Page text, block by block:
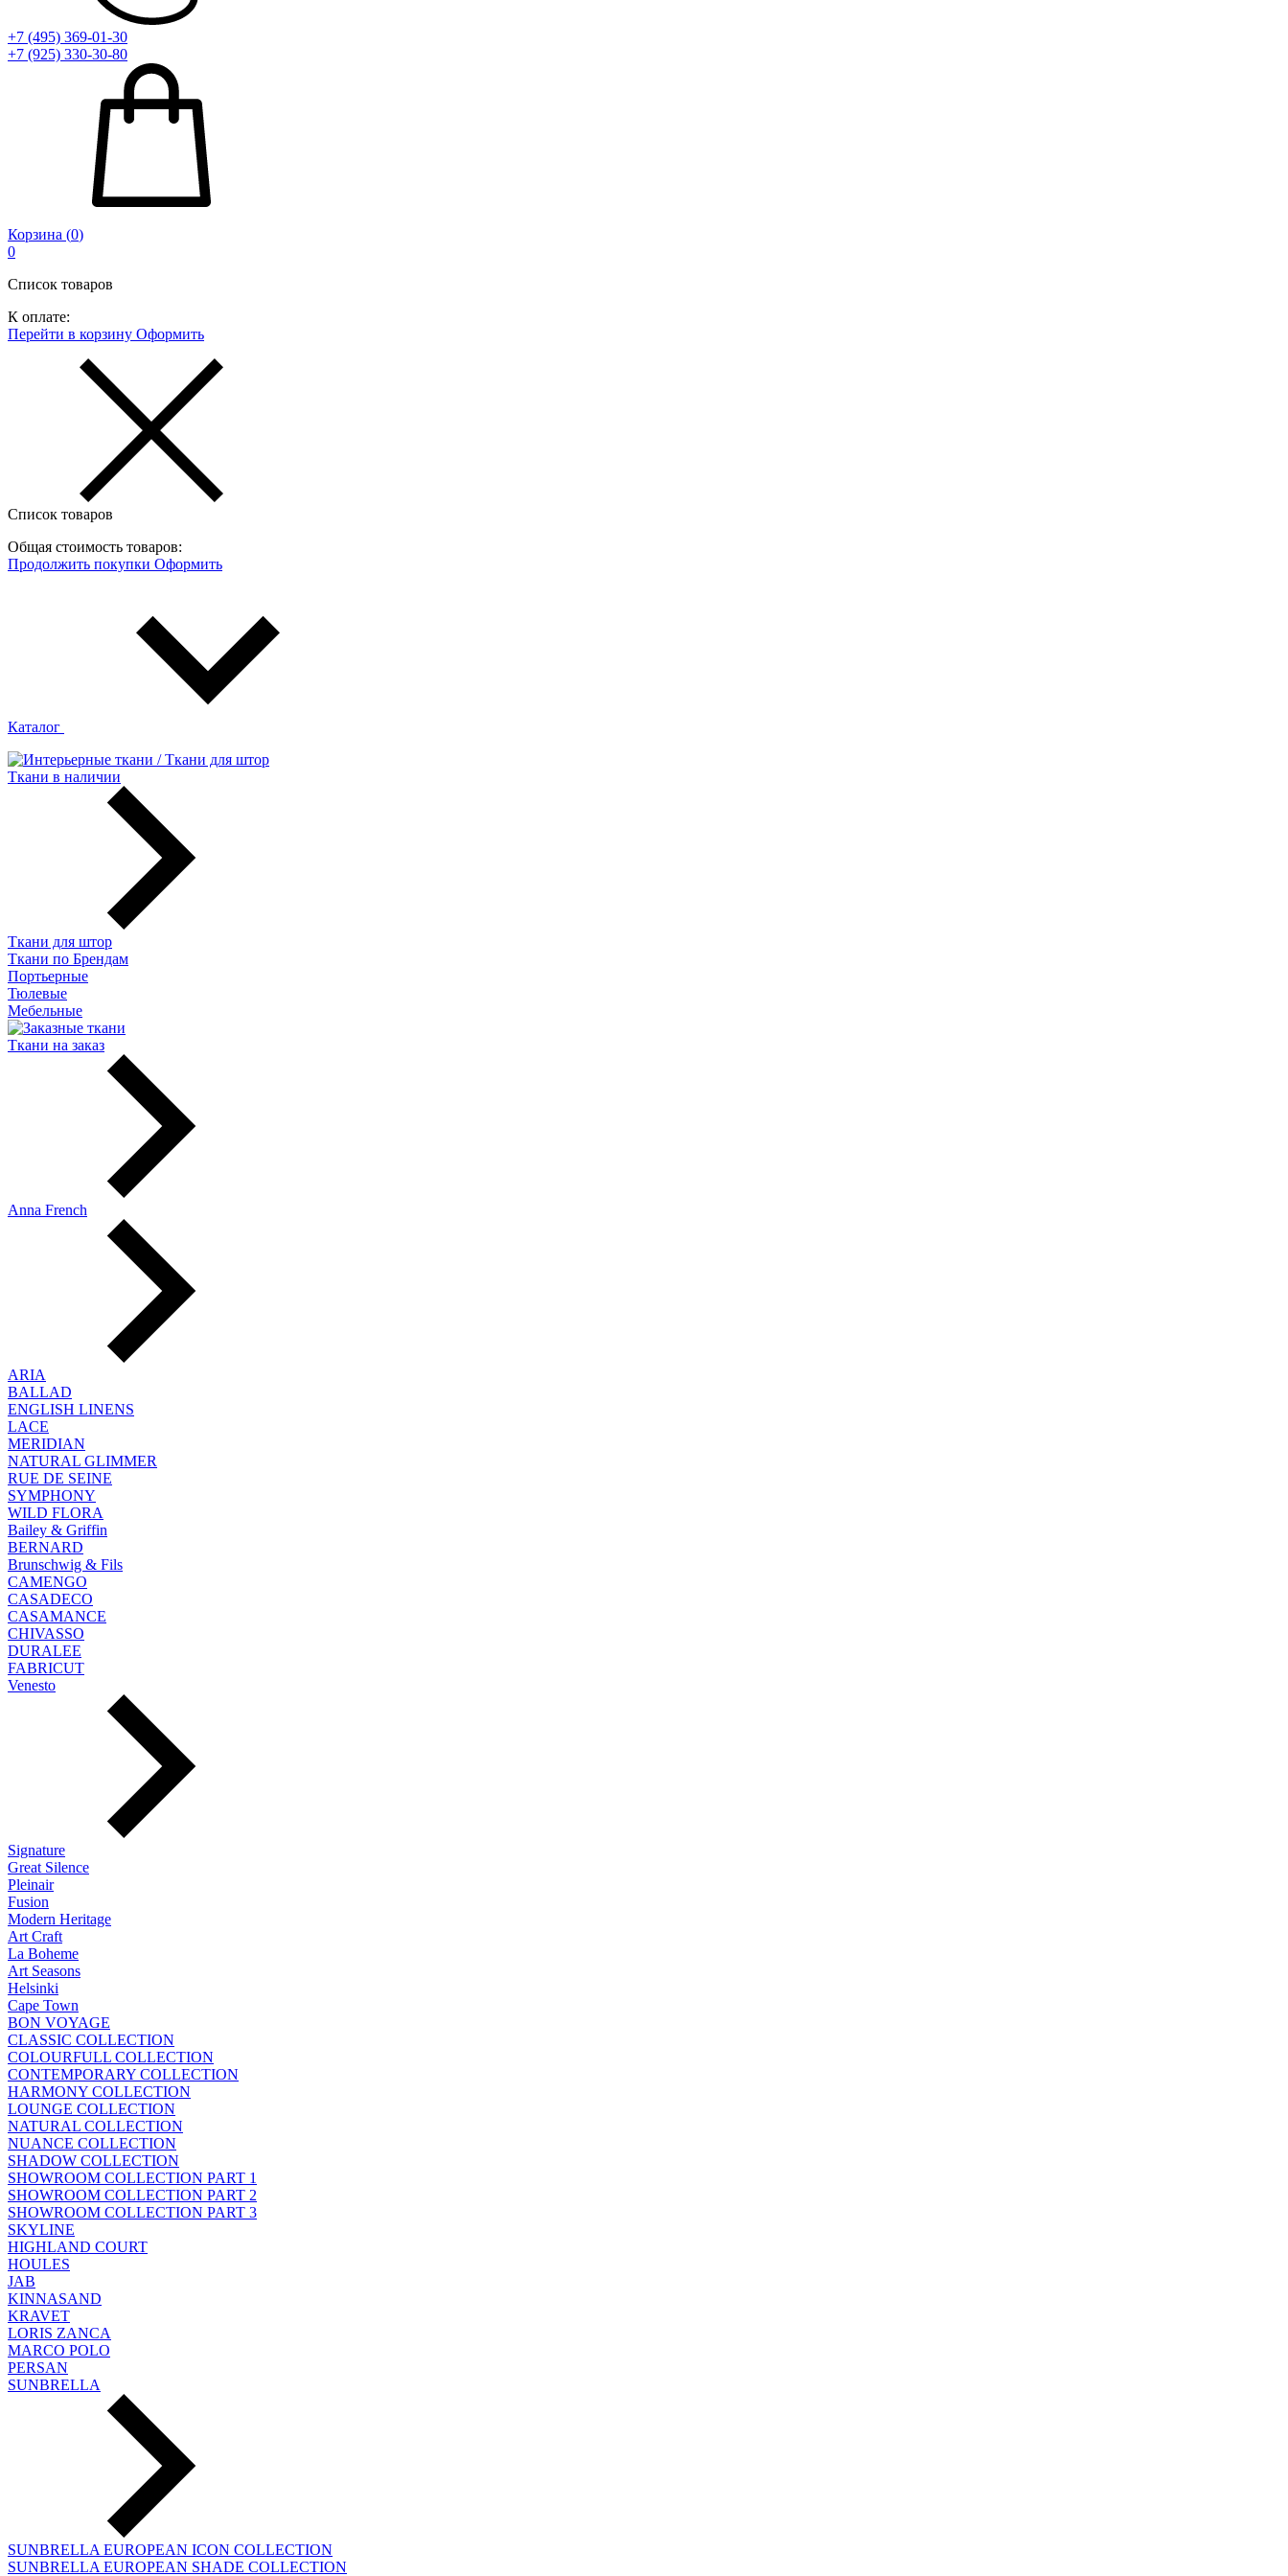
+7 (495) 369-01-30
+7 (925) 330-30-80
Корзина (0)
0
Список товаров
К оплате:
Перейти в корзину Оформить
Список товаров
Общая стоимость товаров:
Продолжить покупки Оформить
Каталог
Ткани в наличии
Ткани для штор
Ткани по Брендам
Портьерные
Тюлевые
Мебельные
Ткани на заказ
Anna French
ARIA
BALLAD
ENGLISH LINENS
LACE
MERIDIAN
NATURAL GLIMMER
RUE DE SEINE
SYMPHONY
WILD FLORA
Bailey & Griffin
BERNARD
Brunschwig & Fils
CAMENGO
CASADECO
CASAMANCE
CHIVASSO
DURALEE
FABRICUT
Venesto
Signature
Great Silence
Pleinair
Fusion
Modern Heritage
Art Craft
La Boheme
Art Seasons
Helsinki
Cape Town
BON VOYAGE
CLASSIC COLLECTION
COLOURFULL COLLECTION
CONTEMPORARY COLLECTION
HARMONY COLLECTION
LOUNGE COLLECTION
NATURAL COLLECTION
NUANCE COLLECTION
SHADOW COLLECTION
SHOWROOM COLLECTION PART 1
SHOWROOM COLLECTION PART 2
SHOWROOM COLLECTION PART 3
SKYLINE
HIGHLAND COURT
HOULES
JAB
KINNASAND
KRAVET
LORIS ZANCA
MARCO POLO
PERSAN
SUNBRELLA
SUNBRELLA EUROPEAN ICON COLLECTION
SUNBRELLA EUROPEAN SHADE COLLECTION